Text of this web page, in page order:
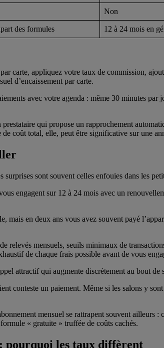
Non
des formules 12 à 24 mois en
carte, appliquez votre taux de commission,
d’encaissement par carte.
avec votre agenda : même 30 minutes
qui propose un rapprochement
coût total, elle, peut être significative sur une
surprises sont souvent celles enfouies dans les
engagent sur 12 à 24 mois avec un
mais en deux ans vous avez souvent payé
relevés mensuels, seuils minimaux de
de chaque frais possible avant de vous
attractif qui augmente discrètement au bout
conteste un paiement. Même si les salons y
mensuel se rattrapent souvent ailleurs
« gratuite » truffée de coûts cachés.
pourquoi les taux diffèrent